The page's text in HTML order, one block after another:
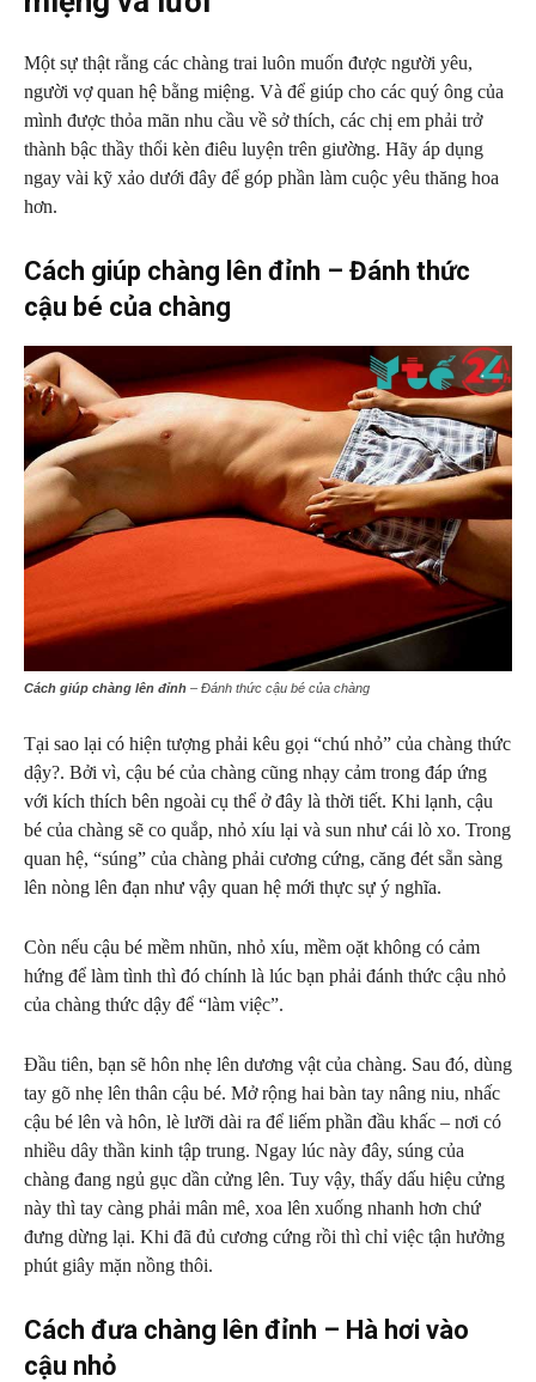
Một sự thật rằng các chàng trai luôn muốn được người yêu,
người vợ quan hệ bằng miệng. Và để giúp cho các quý ông của
mình được thỏa mãn nhu cầu về sở thích, các chị em phải trở
thành bậc thầy thổi kèn điêu luyện trên giường. Hãy áp dụng
ngay vài kỹ xảo dưới đây để góp phần làm cuộc yêu thăng hoa
hơn.
Cách giúp chàng lên đỉnh – Đánh thức
cậu bé của chàng
Cách giúp chàng lên đỉnh – Đánh thức cậu bé của chàng
Tại sao lại có hiện tượng phải kêu gọi “chú nhỏ” của chàng thức
dậy?. Bởi vì, cậu bé của chàng cũng nhạy cảm trong đáp ứng
với kích thích bên ngoài cụ thể ở đây là thời tiết. Khi lạnh, cậu
bé của chàng sẽ co quắp, nhỏ xíu lại và sun như cái lò xo. Trong
quan hệ, “súng” của chàng phải cương cứng, căng đét sẵn sàng
lên nòng lên đạn như vậy quan hệ mới thực sự ý nghĩa.
Còn nếu cậu bé mềm nhũn, nhỏ xíu, mềm oặt không có cảm
hứng để làm tình thì đó chính là lúc bạn phải đánh thức cậu nhỏ
của chàng thức dậy để “làm việc”.
Đầu tiên, bạn sẽ hôn nhẹ lên dương vật của chàng. Sau đó, dùng
tay gõ nhẹ lên thân cậu bé. Mở rộng hai bàn tay nâng niu, nhấc
cậu bé lên và hôn, lè lưỡi dài ra để liếm phần đầu khấc – nơi có
nhiều dây thần kinh tập trung. Ngay lúc này đây, súng của
chàng đang ngủ gục dần cửng lên. Tuy vậy, thấy dấu hiệu cửng
này thì tay càng phải mân mê, xoa lên xuống nhanh hơn chứ
đưng dừng lại. Khi đã đủ cương cứng rồi thì chỉ việc tận hưởng
phút giây mặn nồng thôi.
Cách đưa chàng lên đỉnh – Hà hơi vào
cậu nhỏ